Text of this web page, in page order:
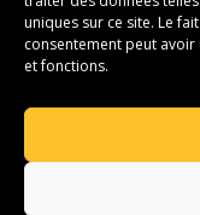
uniques sur ce site. Le
consentement peut
et fonctions.